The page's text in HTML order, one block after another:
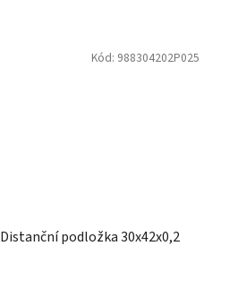
Distanční podložka 30x42x0,2
Kód: 988304202P025